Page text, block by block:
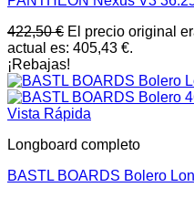
422,50€ El precio original
actual es: 405,43 €.
¡Rebajas!
Vista Rápida
Longboard completo
BASTL BOARDS Bolero